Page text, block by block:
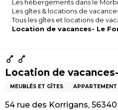
Les hébergements dans le
Les gîtes & locations de
Tous les gîtes et locations de
Location de vacances- Le
Location de
MEUBLÉS ET GÎTES APPARTEMENT
54 rue des Korrigans,